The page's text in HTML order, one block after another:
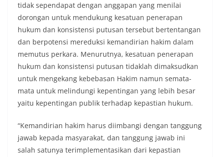
tidak sependapat dengan anggapan yang menilai
dorongan untuk mendukung kesatuan penerapan
hukum dan konsistensi putusan tersebut bertentangan
dan berpotensi mereduksi kemandirian hakim dalam
memutus perkara. Menurutnya, kesatuan penerapan
hukum dan konsistensi putusan tidaklah dimaksudkan
untuk mengekang kebebasan Hakim namun semata-
mata untuk melindungi kepentingan yang lebih besar
yaitu kepentingan publik terhadap kepastian hukum.
“Kemandirian hakim harus diimbangi dengan tanggung
jawab kepada masyarakat, dan tanggung jawab ini
salah satunya terimplementasikan dari kepastian